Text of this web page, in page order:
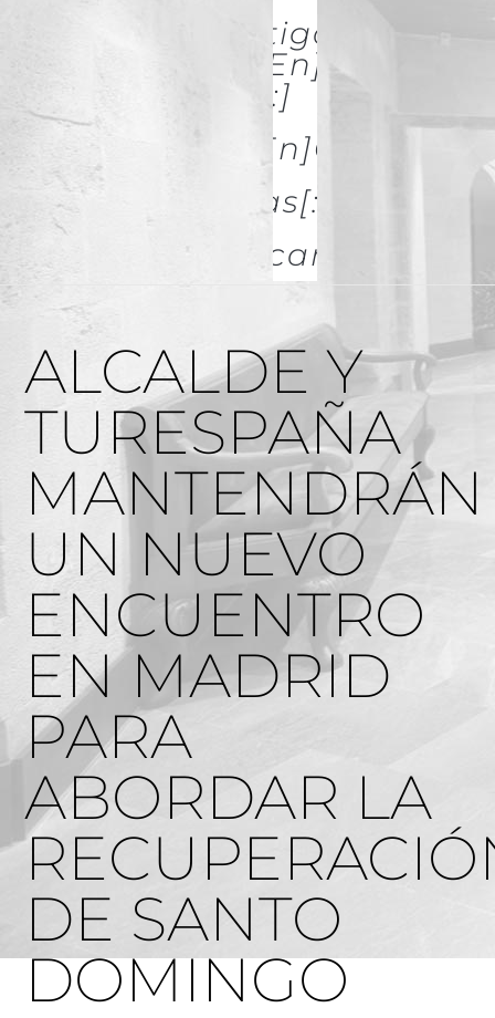
[:es]Investigación Y
Difusión[:en]Research
& Spread[:]
Descargas
ALCALDE Y
TURESPAÑA
MANTENDRÁN
UN NUEVO
ENCUENTRO
EN MADRID
PARA
ABORDAR LA
DE SANTO
DOMINGO